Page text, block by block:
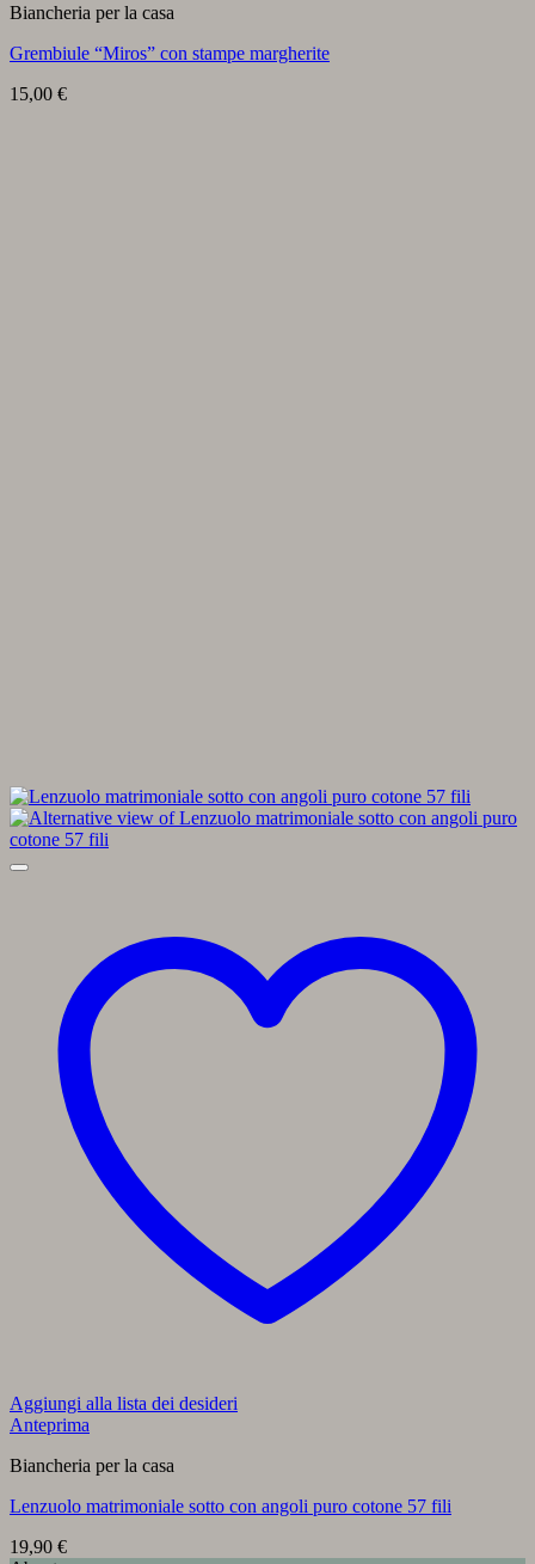
Biancheria per la casa
Grembiule “Miros” con stampe margherite
15,00 €
Aggiungi alla lista dei desideri
Anteprima
Biancheria per la casa
Lenzuolo matrimoniale sotto con angoli puro cotone 57 fili
19,90 €